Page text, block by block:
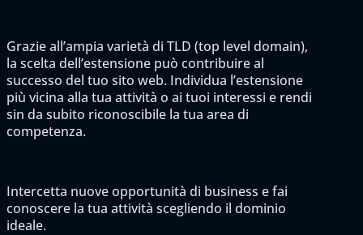
Grazie all’ampia varietà di TLD (top level domain),
la scelta dell’estensione può contribuire al
successo del tuo sito web. Individua l’estensione
più vicina alla tua attività o ai tuoi interessi e rendi
sin da subito riconoscibile la tua area di
competenza.
Intercetta nuove opportunità di business e fai
conoscere la tua attività scegliendo il dominio
ideale.